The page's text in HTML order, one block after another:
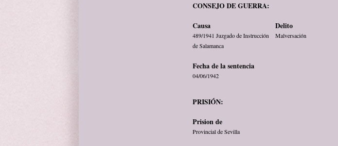
CONSEJO DE GUERRA:
Causa
Delito
489/1941 Juzgado de Instrucción
de Salamanca
Malversación
Fecha de la sentencia
04/06/1942
PRISIÓN:
Prision de
Provincial de Sevilla